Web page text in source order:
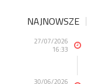
NAJNOWSZE
27/07/2026
16:33
30/06/2026